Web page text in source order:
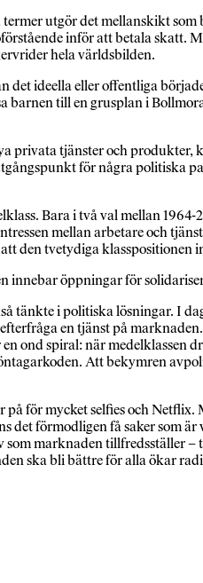
utgör det mellanskikt
inför att betala skatt.
hela världsbilden.
det ideella eller offentliga
till en grusplan i
privata tjänster och produkter,
för några politiska
Bara i två val mellan
mellan arbetare och
den tvetydiga
innebar öppningar för
tänkte i politiska lösningar. I
en tjänst på
ond spiral: när
Att bekymren
på för mycket selfies och
det förmodligen få saker som
marknaden tillfredsställer
ska bli bättre för alla ökar